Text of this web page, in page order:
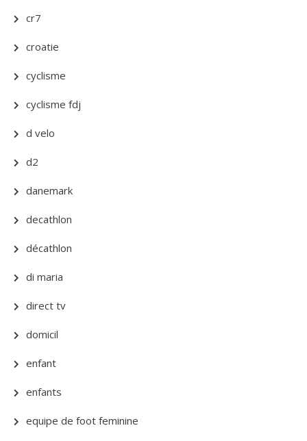
cr7
croatie
cyclisme
cyclisme fdj
d velo
d2
danemark
decathlon
décathlon
di maria
direct tv
domicil
enfant
enfants
equipe de foot feminine